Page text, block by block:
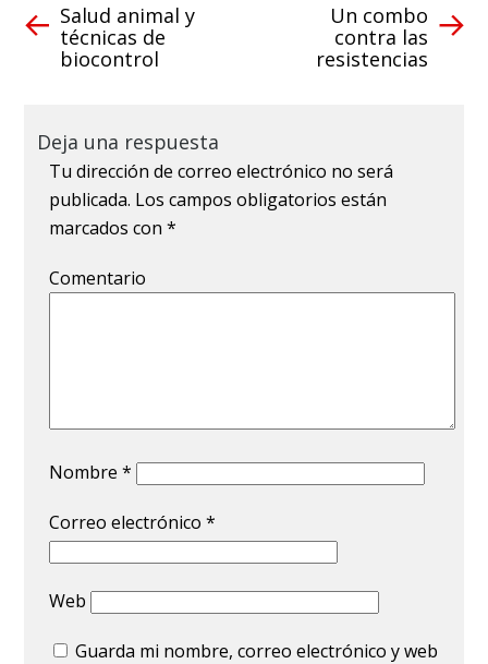
Salud animal y
técnicas de
biocontrol
Un combo
contra las
resistencias
Deja una respuesta
Tu dirección de correo electrónico no será
publicada. Los campos obligatorios están
marcados con*
Comentario
Nombre*
Correo electrónico*
Web
Guarda mi nombre, correo electrónico y web